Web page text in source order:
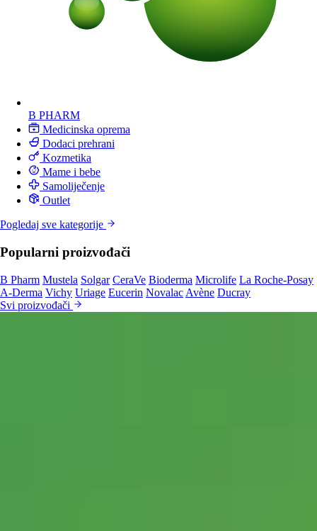
B PHARM
Medicinska oprema
Dodaci prehrani
Kozmetika
Mame i bebe
Samoliječenje
Outlet
Pogledaj sve kategorije
Popularni proizvođači
B Pharm Mustela Solgar CeraVe Bioderma Microlife La Roche-Posay
A-Derma Vichy Uriage Eucerin Novalac Avène Ducray
Svi proizvođači